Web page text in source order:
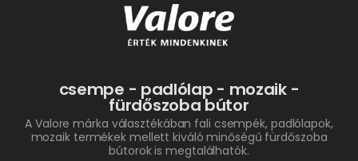
csempe - padlólap - mozaik -
fürdőszoba bútor
A Valore márka választékában fali csempék, padlólapok,
mozaik termékek mellett kiváló minőségű fürdőszoba
bútorok is megtalálhatók.